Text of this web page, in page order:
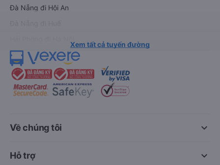
Đà Nẵng đi Hội An
Xem tất cả tuyến đường
keyboard_arrow_down
Về chúng tôi
keyboard_arrow_down
Hỗ trợ